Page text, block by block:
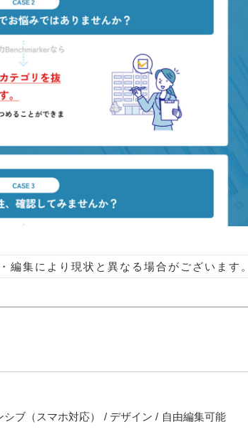
編集により現状と異なる場合がございます。
ブ（スマホ対応） / デザイン / 自由編集可能